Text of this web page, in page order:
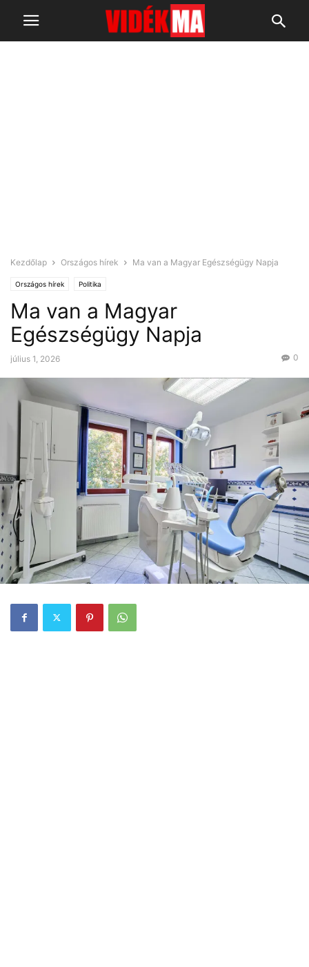
Kezdőlap Országos hírek Ma van a Magyar Egészségügy Napja
Országos hírek Politika
Ma van a Magyar
Egészségügy Napja
július 1, 2026 0